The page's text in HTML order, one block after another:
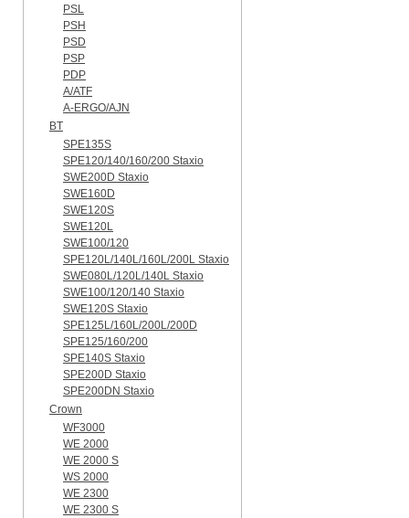
PSL
PSH
PSD
PSP
PDP
A/ATF
A-ERGO/AJN
BT
SPE135S
SPE120/140/160/200 Staxio
SWE200D Staxio
SWE160D
SWE120S
SWE120L
SWE100/120
SPE120L/140L/160L/200L Staxio
SWE080L/120L/140L Staxio
SWE100/120/140 Staxio
SWE120S Staxio
SPE125L/160L/200L/200D
SPE125/160/200
SPE140S Staxio
SPE200D Staxio
SPE200DN Staxio
Crown
WF3000
WE 2000
WE 2000 S
WS 2000
WE 2300
WE 2300 S